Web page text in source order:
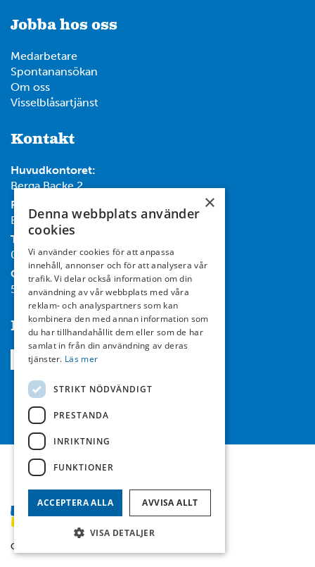
Jobba hos oss
Medarbetare
Spontanansökan
Om oss
Visselblåsartjänst
Kontakt
Huvudkontoret:
Berga Backe 2
Post:
Box 732, 182 17 Danderyd
Tel:
08-714 35 00
Org nr:
556467-7119
Följ oss
Copyright © Sandå 2026
×
Denna webbplats använder
cookies
Vi använder cookies för att anpassa
innehåll, annonser och för att analysera vår
trafik. Vi delar också information om din
användning av vår webbplats med våra
reklam- och analyspartners som kan
kombinera den med annan information som
du har tillhandahållit dem eller som de har
samlat in från din användning av deras
tjänster. Läs mer
STRIKT NÖDVÄNDIGT
PRESTANDA
INRIKTNING
FUNKTIONER
ACCEPTERA ALLA AVVISA ALLT
VISA DETALJER